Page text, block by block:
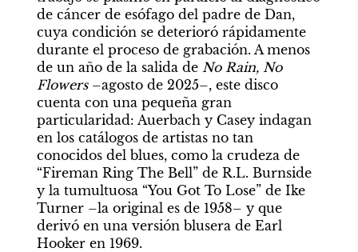
de cáncer de esófago del padre de Dan,
cuya condición se deterioró rápidamente
durante el proceso de grabación. A menos
de un año de la salida de No Rain, No
Flowers –agosto de 2025–, este disco
cuenta con una pequeña gran
particularidad: Auerbach y Casey indagan
en los catálogos de artistas no tan
conocidos del blues, como la crudeza de
“Fireman Ring The Bell” de R.L. Burnside
y la tumultuosa “You Got To Lose” de Ike
Turner –la original es de 1958– y que
derivó en una versión blusera de Earl
Hooker en 1969.